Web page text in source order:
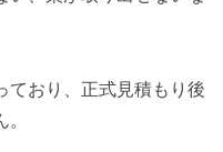
ており、正式見積もり後